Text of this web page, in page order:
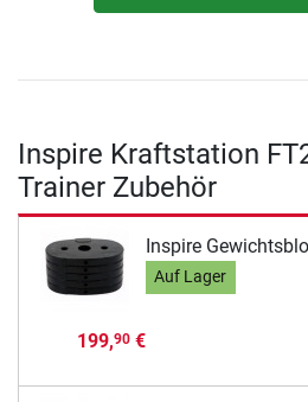
Inspire Kraftstation
Trainer Zubehör
Inspire
Auf Lager
199,90€